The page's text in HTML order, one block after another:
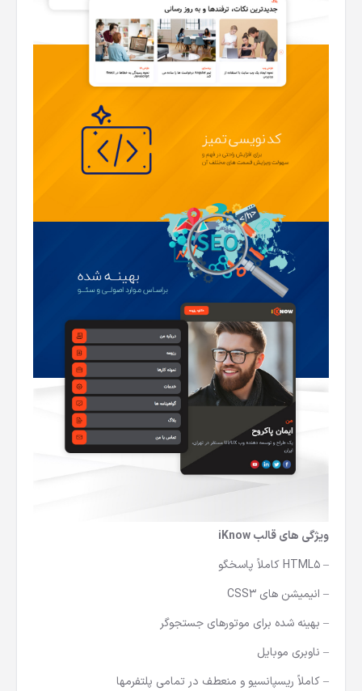
ویژگی های قالب iKnow
– HTML5 کاملاً پاسخگو
– انیمیشن های CSS3
– بهینه شده برای موتورهای جستجوگر
– ناوبری موبایل
– کاملاً ریسپانسیو و منعطف در تمامی پلتفرمها